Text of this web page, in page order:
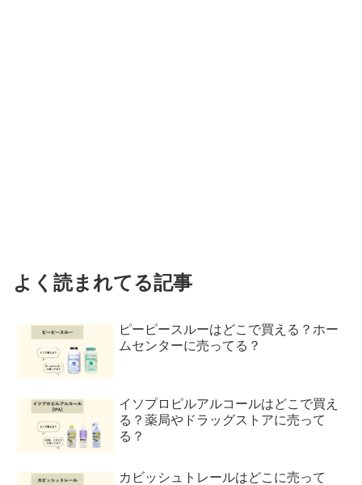
よく読まれてる記事
ピーピースルーはどこで買える？ホー
ムセンターに売ってる？
イソプロピルアルコールはどこで買え
る？薬局やドラッグストアに売って
る？
カビッシュトレールはどこに売って